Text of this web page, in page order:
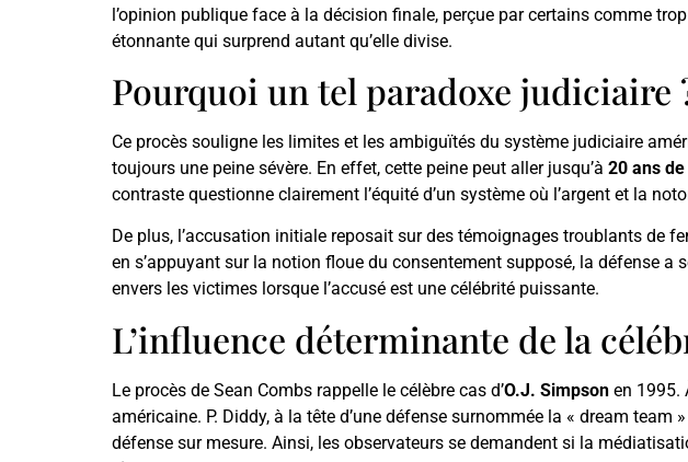
l’opinion publique face à la décision finale, perçue par certains comme
étonnante qui surprend autant qu’elle divise.
Pourquoi un tel paradoxe judiciaire
Ce procès souligne les limites et les ambiguïtés du système judiciaire
toujours une peine sévère. En effet, cette peine peut aller jusqu’à 20 ans
contraste questionne clairement l’équité d’un système où l’argent et la
De plus, l’accusation initiale reposait sur des témoignages troublants de
en s’appuyant sur la notion floue du consentement supposé, la défense
envers les victimes lorsque l’accusé est une célébrité puissante.
L’influence déterminante de la
Le procès de Sean Combs rappelle le célèbre cas d’O.J. Simpson en 1995.
américaine. P. Diddy, à la tête d’une défense surnommée la « dream team
défense sur mesure. Ainsi, les observateurs se demandent si la